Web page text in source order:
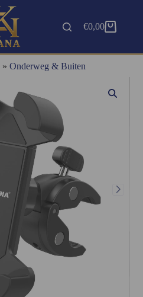
€0,00
»Onderweg & Buiten